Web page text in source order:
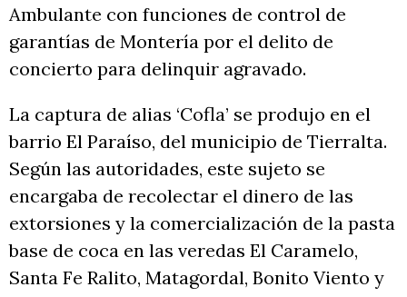
Ambulante con funciones de control de
garantías de Montería por el delito de
concierto para delinquir agravado.
La captura de alias ‘Cofla’ se produjo en el
barrio El Paraíso, del municipio de Tierralta.
Según las autoridades, este sujeto se
encargaba de recolectar el dinero de las
extorsiones y la comercialización de la pasta
base de coca en las veredas El Caramelo,
Santa Fe Ralito, Matagordal, Bonito Viento y